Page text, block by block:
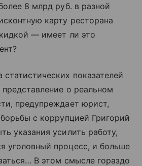
8 млрд руб. в разной
карту ресторана
— имеет ли это
показателей
о реальном
предупреждает юрист,
с коррупцией Григорий
указания усилить работу,
уголовный процесс, и больше
В этом смысле гораздо